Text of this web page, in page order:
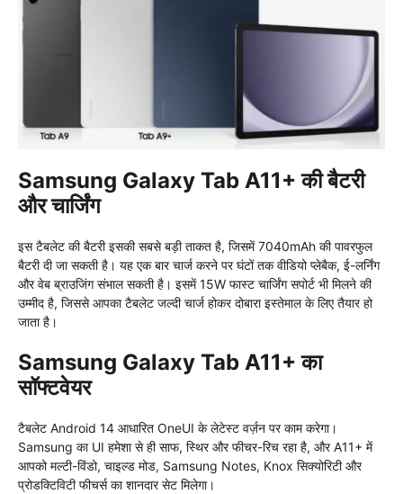
Samsung Galaxy Tab A11+ की बैटरी
और चार्जिंग
इस टैबलेट की बैटरी इसकी सबसे बड़ी ताकत है, जिसमें 7040mAh की पावरफुल
बैटरी दी जा सकती है। यह एक बार चार्ज करने पर घंटों तक वीडियो प्लेबैक, ई-लर्निंग
और वेब ब्राउजिंग संभाल सकती है। इसमें 15W फास्ट चार्जिंग सपोर्ट भी मिलने की
उम्मीद है, जिससे आपका टैबलेट जल्दी चार्ज होकर दोबारा इस्तेमाल के लिए तैयार हो
जाता है।
Samsung Galaxy Tab A11+ का
सॉफ्टवेयर
टैबलेट Android 14 आधारित OneUI के लेटेस्ट वर्ज़न पर काम करेगा।
Samsung का UI हमेशा से ही साफ, स्थिर और फीचर-रिच रहा है, और A11+ में
आपको मल्टी-विंडो, चाइल्ड मोड, Samsung Notes, Knox सिक्योरिटी और
प्रोडक्टिविटी फीचर्स का शानदार सेट मिलेगा।